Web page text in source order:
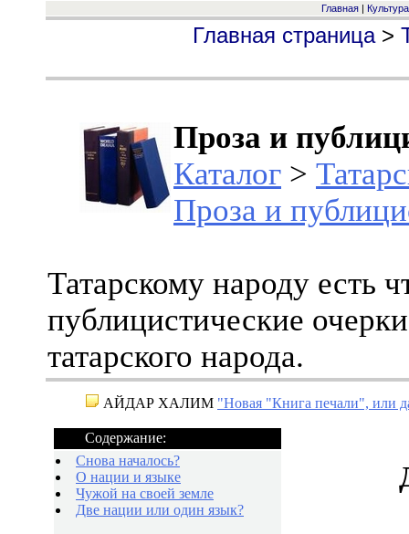
Главная | Культура
Главная страница >
Проза и
Каталог >
Проза и
Татарскому народу есть
публицистические
татарского народа.
АЙДАР ХАЛИМ "Новая "Книга печали", или
Содержание:
Снова началось?
О нации и языке
Чужой на своей земле
Две нации или один язык?